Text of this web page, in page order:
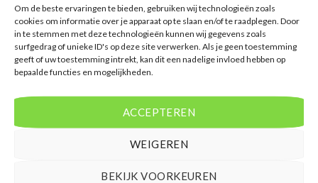
Om de beste ervaringen te bieden, gebruiken wij technologieën zoals
cookies om informatie over je apparaat op te slaan en/of te raadplegen. Door
in te stemmen met deze technologieën kunnen wij gegevens zoals
surfgedrag of unieke ID's op deze site verwerken. Als je geen toestemming
geeft of uw toestemming intrekt, kan dit een nadelige invloed hebben op
bepaalde functies en mogelijkheden.
ACCEPTEREN
WEIGEREN
BEKIJK VOORKEUREN
De website heeft een handige zoekfunctie voor